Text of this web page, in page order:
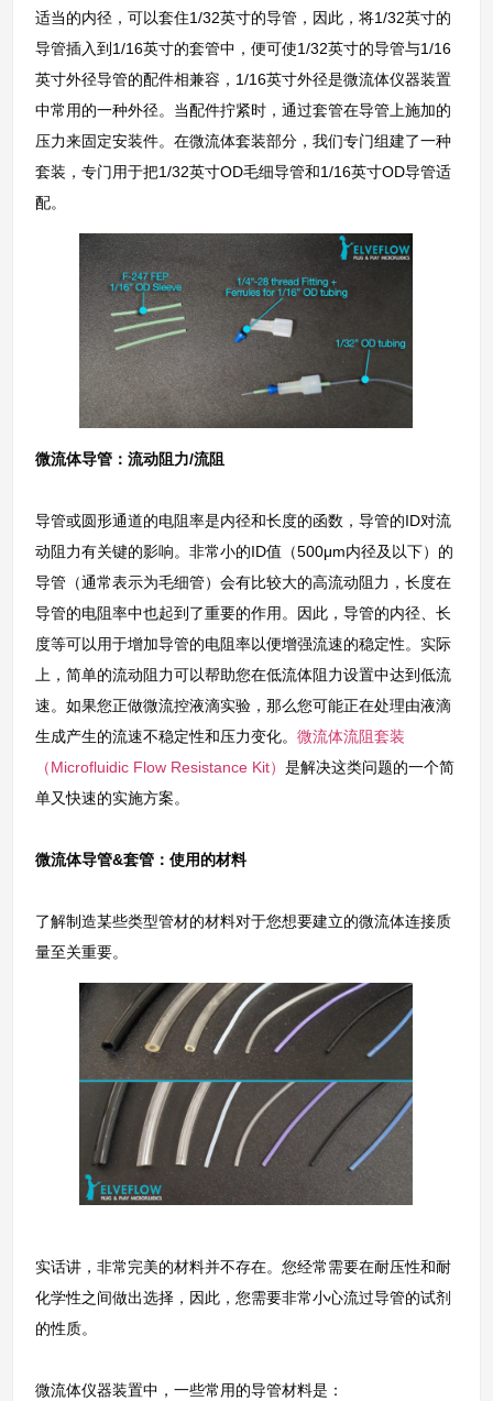
适当的内径，可以套住1/32英寸的导管，因此，将1/32英寸的
导管插入到1/16英寸的套管中，便可使1/32英寸的导管与1/16
英寸外径导管的配件相兼容，1/16英寸外径是微流体仪器装置
中常用的一种外径。当配件拧紧时，通过套管在导管上施加的
压力来固定安装件。在微流体套装部分，我们专门组建了一种
套装，专门用于把1/32英寸OD毛细导管和1/16英寸OD导管适
配。
微流体导管：流动阻力/流阻
导管或圆形通道的电阻率是内径和长度的函数，导管的ID对流
动阻力有关键的影响。非常小的ID值（500μm内径及以下）的
导管（通常表示为毛细管）会有比较大的高流动阻力，长度在
导管的电阻率中也起到了重要的作用。因此，导管的内径、长
度等可以用于增加导管的电阻率以便增强流速的稳定性。实际
上，简单的流动阻力可以帮助您在低流体阻力设置中达到低流
速。如果您正做微流控液滴实验，那么您可能正在处理由液滴
生成产生的流速不稳定性和压力变化。微流体流阻套装
（Microfluidic Flow Resistance Kit）是解决这类问题的一个简
单又快速的实施方案。
微流体导管&套管：使用的材料
了解制造某些类型管材的材料对于您想要建立的微流体连接质
量至关重要。
实话讲，非常完美的材料并不存在。您经常需要在耐压性和耐
化学性之间做出选择，因此，您需要非常小心流过导管的试剂
的性质。
微流体仪器装置中，一些常用的导管材料是：